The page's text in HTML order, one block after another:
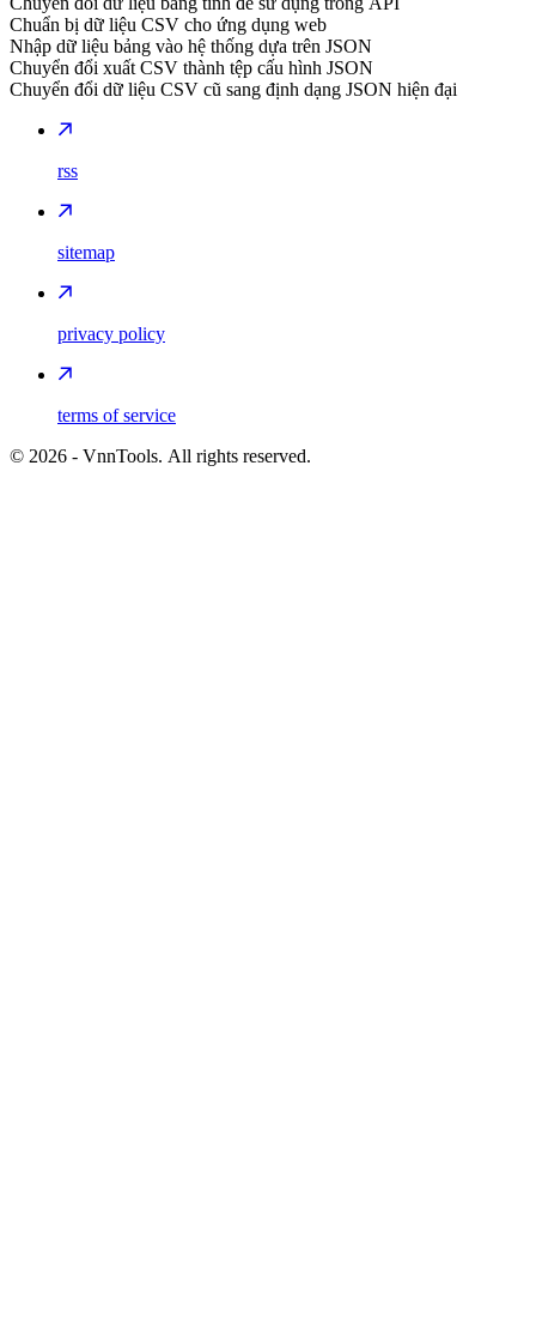
Chuẩn bị dữ liệu CSV cho ứng dụng web
Nhập dữ liệu bảng vào hệ thống dựa trên JSON
Chuyển đổi xuất CSV thành tệp cấu hình JSON
Chuyển đổi dữ liệu CSV cũ sang định dạng JSON hiện đại
rss
sitemap
privacy policy
terms of service
© 2026 - VnnTools. All rights reserved.